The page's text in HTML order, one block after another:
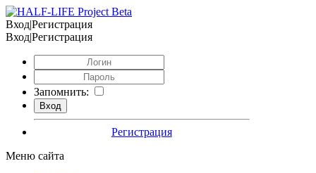
Вход|Регистрация
Вход|Регистрация
Запомнить:
Регистрация
Меню сайта